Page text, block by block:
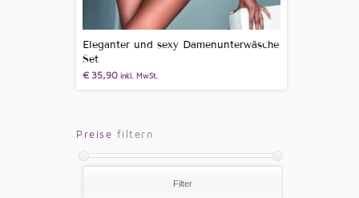
Eleganter und sexy Damenunterwäsche
Set
€35,90 inkl. MwSt.
Preise filtern
Filter